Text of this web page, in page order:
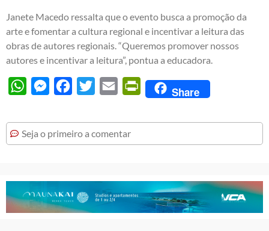
Janete Macedo ressalta que o evento busca a promoção da
arte e fomentar a cultura regional e incentivar a leitura das
obras de autores regionais. “Queremos promover nossos
autores e incentivar a leitura”, pontua a educadora.
WhatsAppMessengerFacebook
Twitter Email PrintFriendly
Share
Seja o primeiro a comentar